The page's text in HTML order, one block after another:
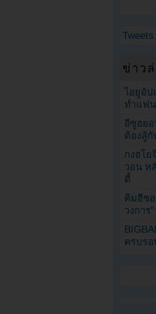
ข่าว
ไอยูอัป
ทำแฟน
อีซูฮย
ต้องสู้กั
กงฮโย
วอน ห
ตี้
คิมฮีชอ
วงการ
ครบรอ